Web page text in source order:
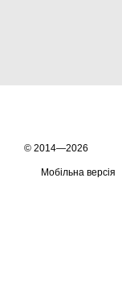
© 2014—2026
Мобільна версія